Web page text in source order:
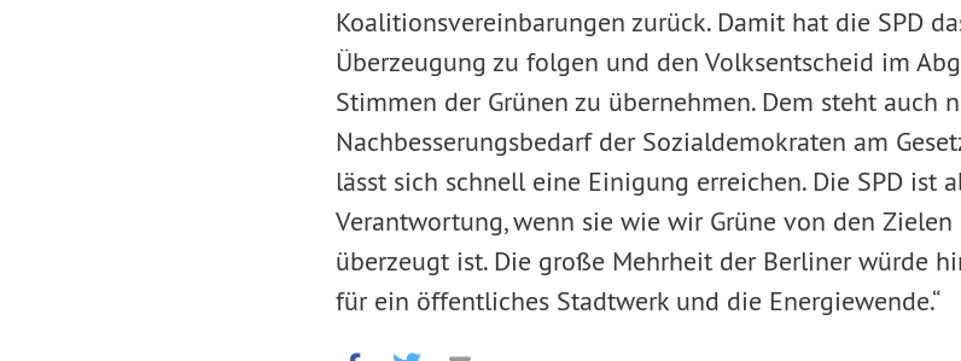
Koalitionsvereinbarungen zurück. Damit hat die SPD
Überzeugung zu folgen und den Volksentscheid im
Stimmen der Grünen zu übernehmen. Dem steht auch
Nachbesserungsbedarf der Sozialdemokraten am
lässt sich schnell eine Einigung erreichen. Die SPD ist
Verantwortung, wenn sie wie wir Grüne von den Zielen
überzeugt ist. Die große Mehrheit der Berliner würde
für ein öffentliches Stadtwerk und die Energiewende.“